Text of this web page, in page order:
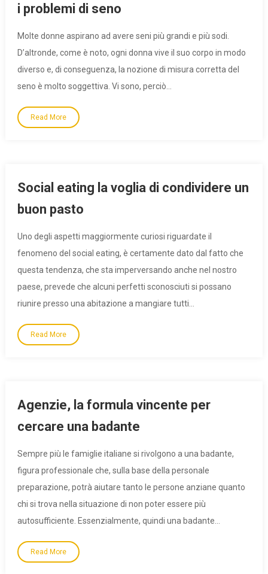
i problemi di seno
Molte donne aspirano ad avere seni più grandi e più sodi.
D’altronde, come è noto, ogni donna vive il suo corpo in modo
diverso e, di conseguenza, la nozione di misura corretta del
seno è molto soggettiva. Vi sono, perciò…
Read More
Social eating la voglia di condividere un
buon pasto
Uno degli aspetti maggiormente curiosi riguardate il
fenomeno del social eating, è certamente dato dal fatto che
questa tendenza, che sta imperversando anche nel nostro
paese, prevede che alcuni perfetti sconosciuti si possano
riunire presso una abitazione a mangiare tutti…
Read More
Agenzie, la formula vincente per
cercare una badante
Sempre più le famiglie italiane si rivolgono a una badante,
figura professionale che, sulla base della personale
preparazione, potrà aiutare tanto le persone anziane quanto
chi si trova nella situazione di non poter essere più
autosufficiente. Essenzialmente, quindi una badante…
Read More